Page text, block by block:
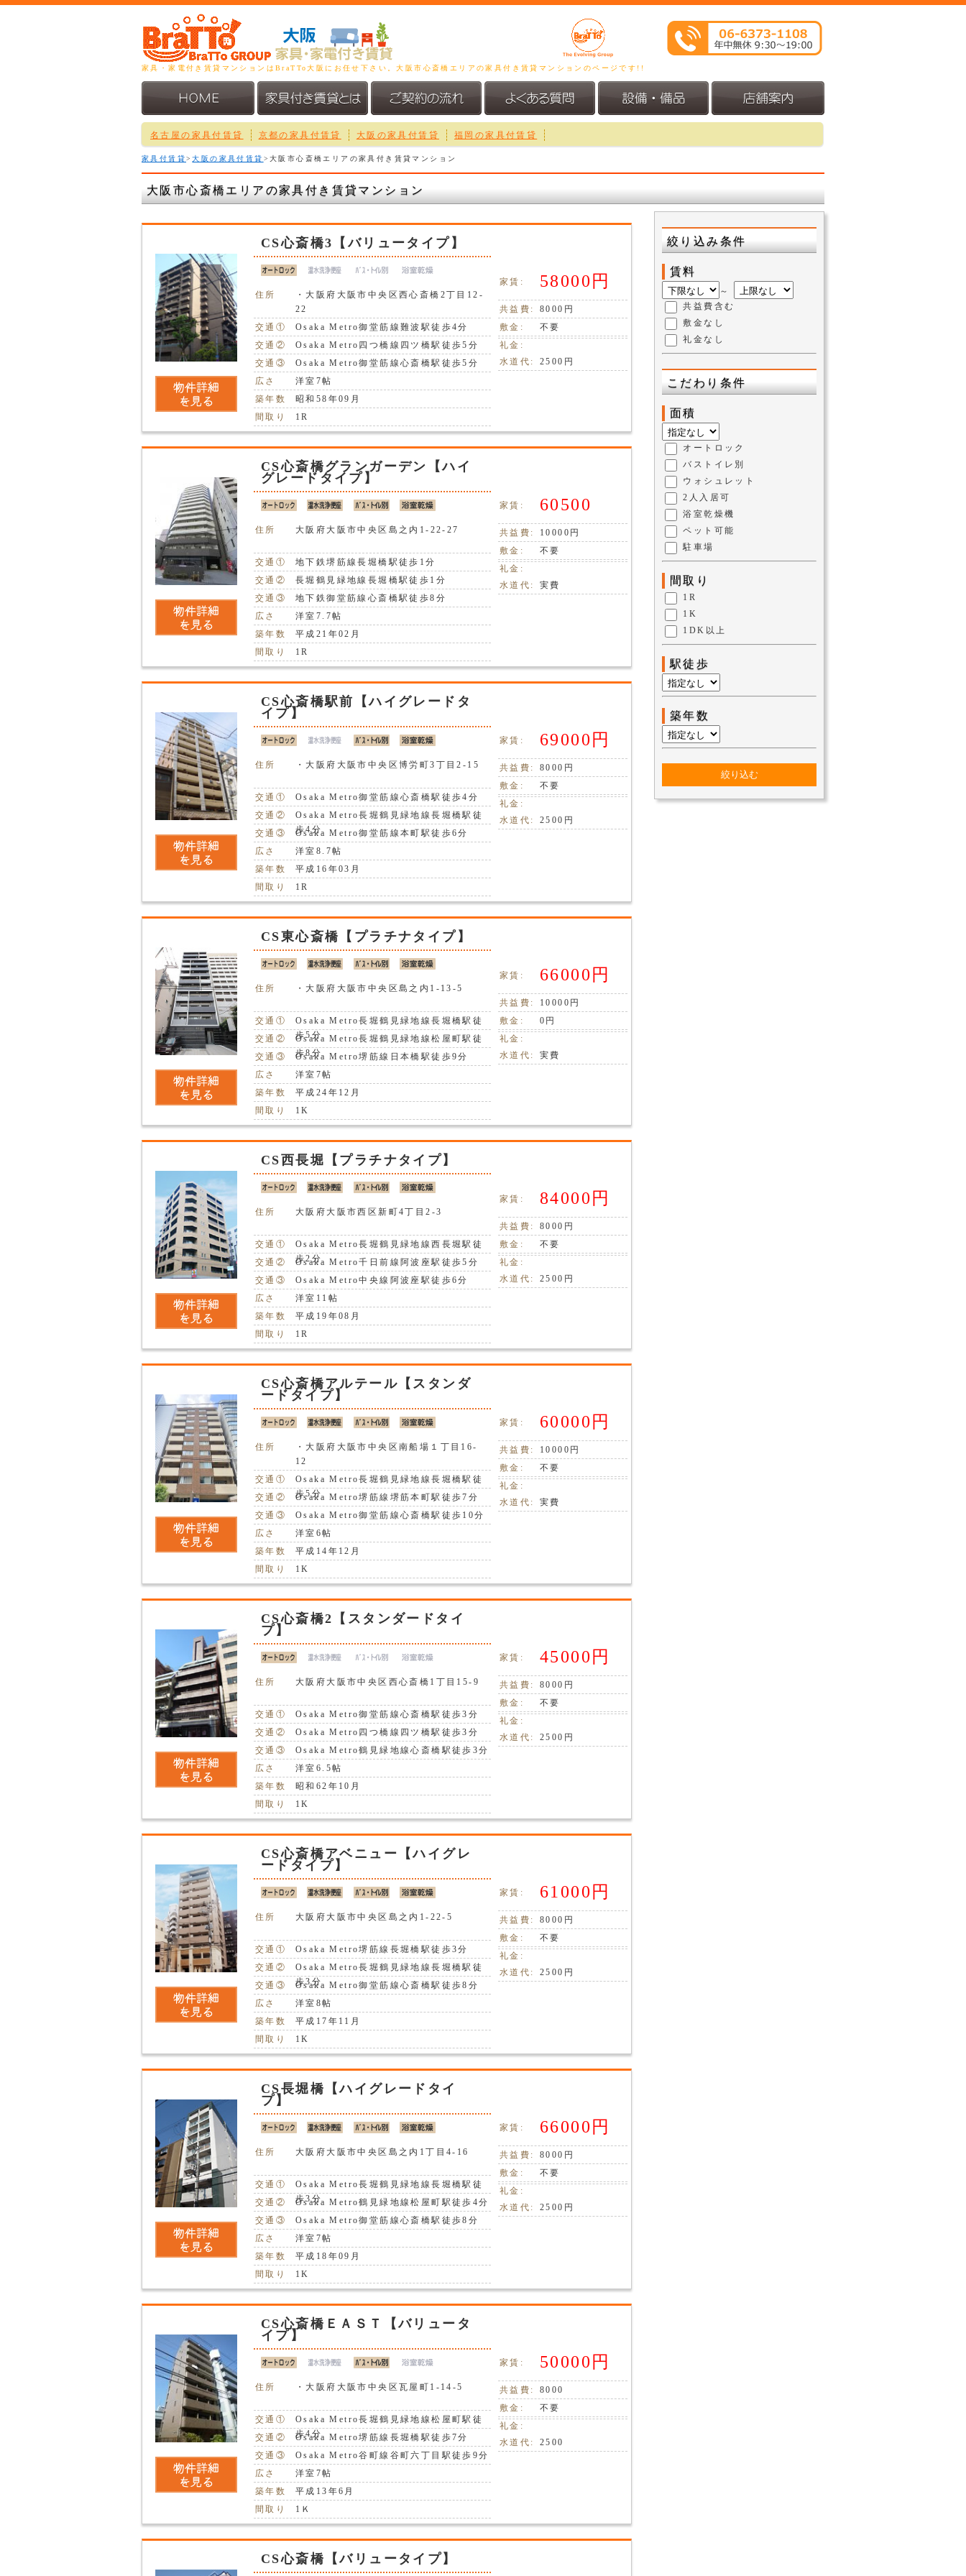
家具・家電付き賃貸マンションはBraTTo大阪にお任せ下さい。大阪市心斎橋エリアの家具付き賃貸マンションのページです!!
名古屋の家具付賃貸 京都の家具付賃貸 大阪の家具付賃貸 福岡の家具付賃貸
家具付賃貸>大阪の家具付賃貸 >大阪市心斎橋エリアの家具付き賃貸マンション
大阪市心斎橋エリアの家具付き賃貸マンション
絞り込み条件
賃料
～
共益費含む
敷金なし
礼金なし
こだわり条件
面積
オートロック
バストイレ別
ウォシュレット
2人入居可
浴室乾燥機
ペット可能
駐車場
間取り
1R
1K
1DK以上
駅徒歩
築年数
CS心斎橋3【バリュータイプ】
住所
・大阪府大阪市中央区西心斎橋2丁目12-
22
交通①
Osaka Metro御堂筋線難波駅徒歩4分
交通②
Osaka Metro四つ橋線四ツ橋駅徒歩5分
交通③
Osaka Metro御堂筋線心斎橋駅徒歩5分
広さ
洋室7帖
築年数
昭和58年09月
間取り
1R
家賃: 58000円
共益費:
8000円
敷金:
不要
礼金:
水道代:
2500円
CS心斎橋グランガーデン【ハイ
グレードタイプ】
住所 大阪府大阪市中央区島之内1-22-27
交通①
地下鉄堺筋線長堀橋駅徒歩1分
交通②
長堀鶴見緑地線長堀橋駅徒歩1分
交通③
地下鉄御堂筋線心斎橋駅徒歩8分
広さ
洋室7.7帖
築年数
平成21年02月
間取り
1R
家賃: 60500
共益費:
10000円
敷金:
不要
礼金:
水道代:
実費
CS心斎橋駅前【ハイグレードタ
イプ】
住所 ・大阪府大阪市中央区博労町3丁目2-15
交通①
Osaka Metro御堂筋線心斎橋駅徒歩4分
交通②
Osaka Metro長堀鶴見緑地線長堀橋駅徒
歩4分
交通③
Osaka Metro御堂筋線本町駅徒歩6分
広さ
洋室8.7帖
築年数
平成16年03月
間取り
1R
家賃: 69000円
共益費:
8000円
敷金:
不要
礼金:
水道代:
2500円
CS東心斎橋【プラチナタイプ】
住所 ・大阪府大阪市中央区島之内1-13-5
交通①
Osaka Metro長堀鶴見緑地線長堀橋駅徒
歩5分
交通②
Osaka Metro長堀鶴見緑地線松屋町駅徒
歩8分
交通③
Osaka Metro堺筋線日本橋駅徒歩9分
広さ
洋室7帖
築年数
平成24年12月
間取り
1K
家賃: 66000円
共益費:
10000円
敷金:
0円
礼金:
水道代:
実費
CS西長堀【プラチナタイプ】
住所 大阪府大阪市西区新町4丁目2-3
交通①
Osaka Metro長堀鶴見緑地線西長堀駅徒
歩2分
交通②
Osaka Metro千日前線阿波座駅徒歩5分
交通③
Osaka Metro中央線阿波座駅徒歩6分
広さ
洋室11帖
築年数
平成19年08月
間取り
1R
家賃: 84000円
共益費:
8000円
敷金:
不要
礼金:
水道代:
2500円
CS心斎橋アルテール【スタンダ
ードタイプ】
住所
・大阪府大阪市中央区南船場１丁目16-
12
交通①
Osaka Metro長堀鶴見緑地線長堀橋駅徒
歩5分
交通②
Osaka Metro堺筋線堺筋本町駅徒歩7分
交通③
Osaka Metro御堂筋線心斎橋駅徒歩10分
広さ
洋室6帖
築年数
平成14年12月
間取り
1K
家賃: 60000円
共益費:
10000円
敷金:
不要
礼金:
水道代:
実費
CS心斎橋2【スタンダードタイ
プ】
住所 大阪府大阪市中央区西心斎橋1丁目15-9
交通①
Osaka Metro御堂筋線心斎橋駅徒歩3分
交通②
Osaka Metro四つ橋線四ツ橋駅徒歩3分
交通③
Osaka Metro鶴見緑地線心斎橋駅徒歩3分
広さ
洋室6.5帖
築年数
昭和62年10月
間取り
1K
家賃: 45000円
共益費:
8000円
敷金:
不要
礼金:
水道代:
2500円
CS心斎橋アベニュー【ハイグレ
ードタイプ】
住所 大阪府大阪市中央区島之内1-22-5
交通①
Osaka Metro堺筋線長堀橋駅徒歩3分
交通②
Osaka Metro長堀鶴見緑地線長堀橋駅徒
歩3分
交通③
Osaka Metro御堂筋線心斎橋駅徒歩8分
広さ
洋室8帖
築年数
平成17年11月
間取り
1K
家賃: 61000円
共益費:
8000円
敷金:
不要
礼金:
水道代:
2500円
CS長堀橋【ハイグレードタイ
プ】
住所 大阪府大阪市中央区島之内1丁目4-16
交通①
Osaka Metro長堀鶴見緑地線長堀橋駅徒
歩3分
交通②
Osaka Metro鶴見緑地線松屋町駅徒歩4分
交通③
Osaka Metro御堂筋線心斎橋駅徒歩8分
広さ
洋室7帖
築年数
平成18年09月
間取り
1K
家賃: 66000円
共益費:
8000円
敷金:
不要
礼金:
水道代:
2500円
CS心斎橋ＥＡＳＴ【バリュータ
イプ】
住所 ・大阪府大阪市中央区瓦屋町1-14-5
交通①
Osaka Metro長堀鶴見緑地線松屋町駅徒
歩4分
交通②
Osaka Metro堺筋線長堀橋駅徒歩7分
交通③
Osaka Metro谷町線谷町六丁目駅徒歩9分
広さ
洋室7帖
築年数
平成13年6月
間取り
1Ｋ
家賃: 50000円
共益費:
8000
敷金:
不要
礼金:
水道代:
2500
CS心斎橋【バリュータイプ】